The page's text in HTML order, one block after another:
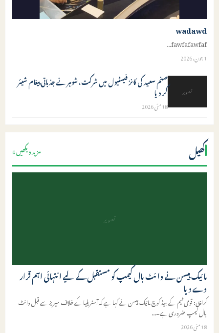
wadawd
fawfafawfaf
...
1 جون، 2026
تصویر
صنم سعید کی کانز فیسٹیول میں شرکت، شوہر نے جذباتی پیغام شیئر
کر دیا
18 مئی 2026
کھیل مزید دیکھیں »
تصویر
مائیک ہیسن نے وائٹ بال کیمپ کو مستقبل کے لیے انتہائی اہم قرار
دے دیا
کراچی: قومی ٹیم کے ہیڈ کوچ مائیک ہیسن نے کہا ہے کہ آسٹریلیا کے خلاف سیریز سے قبل وائٹ
بال کیمپ ضروری ہے۔...
18 مئی 2026